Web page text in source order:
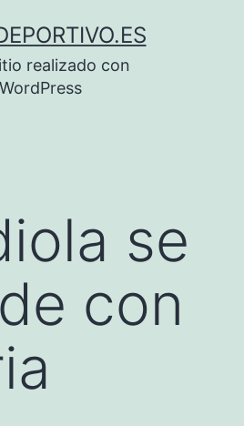
realizado con
WordPress
se
con